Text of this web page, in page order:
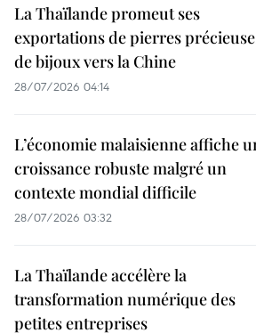
La Thaïlande promeut ses
exportations de pierres
de bijoux vers la Chine
28/07/2026 04:14
L’économie malaisienne affiche
croissance robuste malgré un
contexte mondial difficile
28/07/2026 03:32
La Thaïlande accélère la
transformation numérique des
petites entreprises